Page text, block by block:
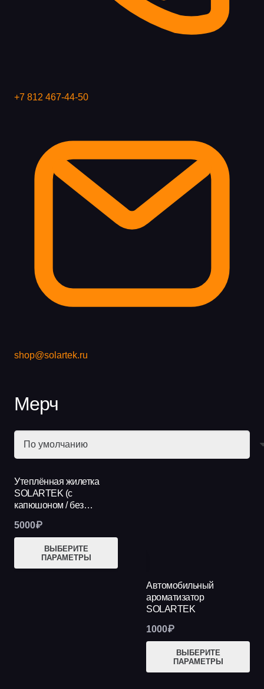
+7 812 467-44-50
shop@solartek.ru
Мерч
Утеплённая жилетка
SOLARTEK (с
капюшоном / без…
5000₽
ВЫБЕРИТЕ
ПАРАМЕТРЫ
несколько
вариаций.
Автомобильный
ароматизатор
SOLARTEK
1000₽
ВЫБЕРИТЕ
ПАРАМЕТРЫ